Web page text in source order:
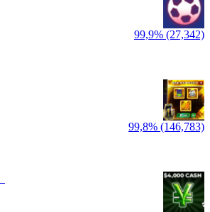
99,9% (27,342)
99,8% (146,783)